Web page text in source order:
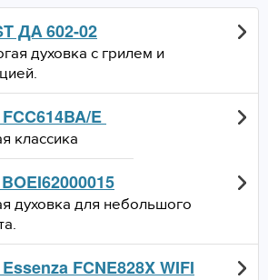
ДА 602-02
духовка с грилем и
E
классика
духовка для небольшого
FCNE828X WIFI